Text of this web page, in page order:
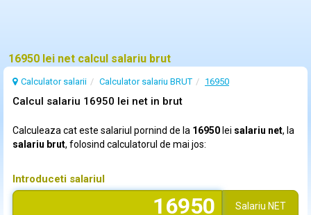
16950 lei net calcul salariu brut
Calculator salarii Calculator salariu BRUT 16950
Calcul salariu 16950 lei net in brut
Calculeaza cat este salariul pornind de la 16950 lei salariu net, la
salariu brut, folosind calculatorul de mai jos:
Introduceti salariul
Salariu NET